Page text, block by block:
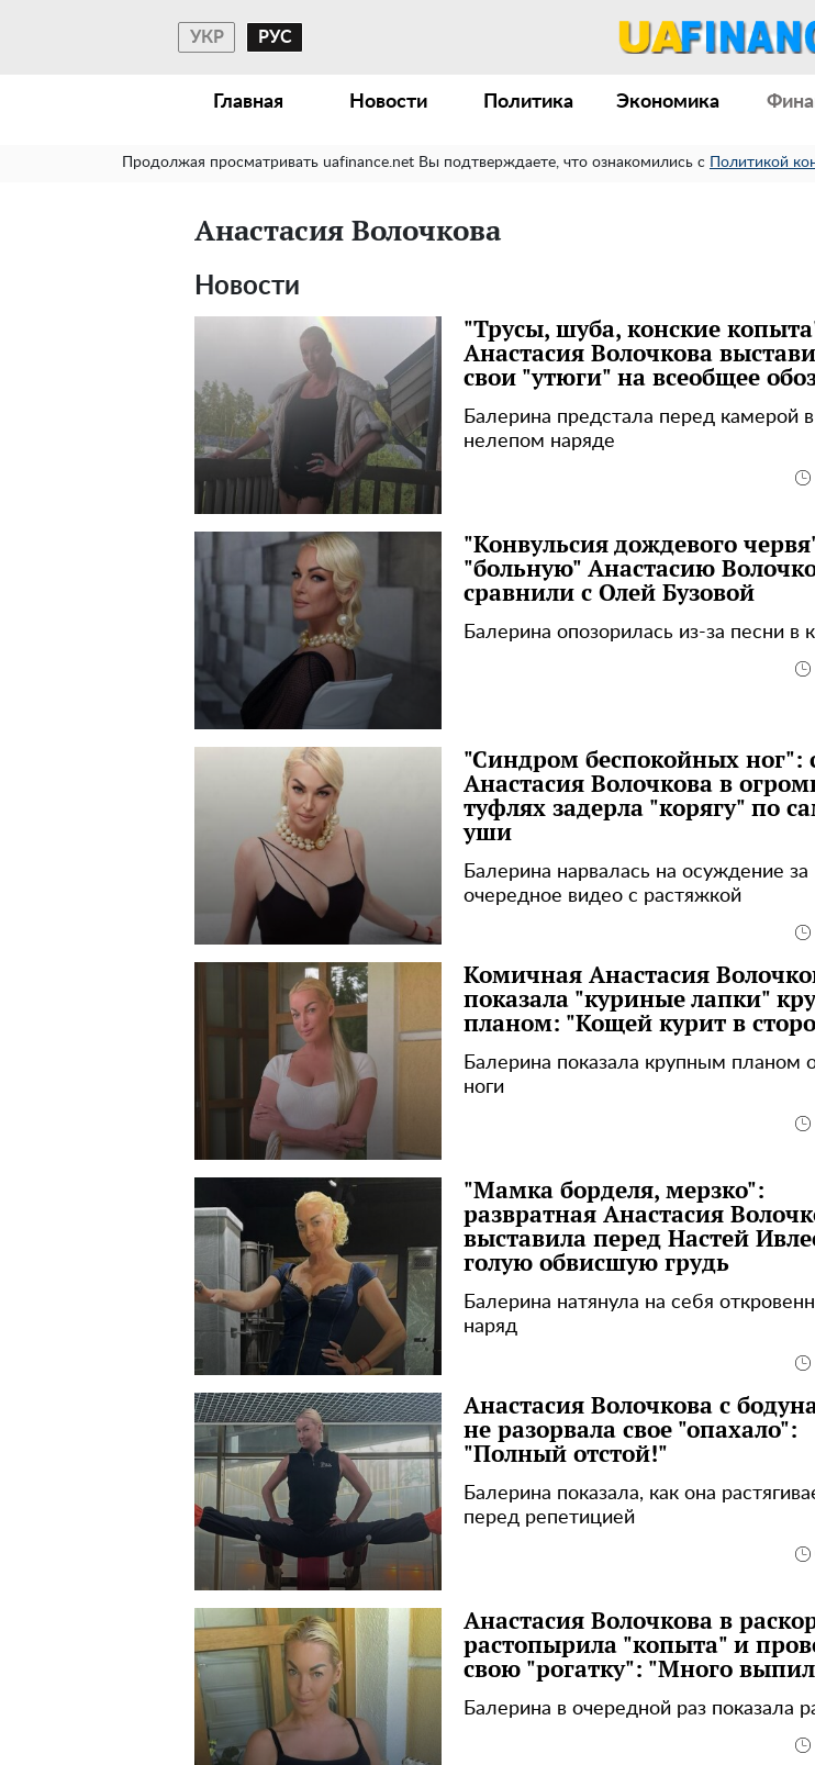
УКР РУС
Главная Новости Политика Экономика
Продолжая просматривать uafinance.net Вы подтверждаете, что ознакомились с Политикой
Анастасия Волочкова
Новости
"Трусы, шуба, конские
Анастасия Волочкова
свои "утюги" на всеобщее
Балерина предстала перед камерой
нелепом наряде
"Конвульсия дождевого
"больную" Анастасию
сравнили с Олей Бузовой
Балерина опозорилась из-за песни в
"Синдром беспокойных ног":
Анастасия Волочкова в
туфлях задерла "корягу" по
уши
Балерина нарвалась на осуждение за
очередное видео с растяжкой
Комичная Анастасия
показала "куриные лапки"
планом: "Кощей курит в
Балерина показала крупным планом
ноги
"Мамка борделя, мерзко":
развратная Анастасия
выставила перед Настей
голую обвисшую грудь
Балерина натянула на себя
наряд
Анастасия Волочкова с
не разорвала свое "опахало":
"Полный отстой!"
Балерина показала, как она
перед репетицией
Анастасия Волочкова в
растопырила "копыта" и
свою "рогатку": "Много
Балерина в очередной раз показала